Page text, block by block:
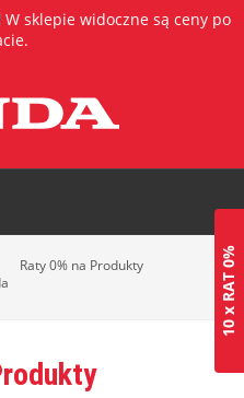
W sklepie widoczne są ceny po
Raty 0% na Produkty
10 x RAT 0%